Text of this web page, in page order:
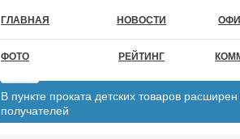
ГЛАВНАЯ НОВОСТИ
ФОТО РЕЙТИНГ
В пункте проката детских товаров расширен
получателей